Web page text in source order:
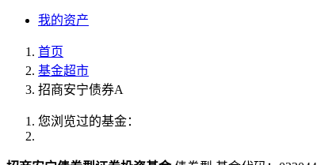
我的资产
首页
基金超市
招商安宁债券A
您浏览过的基金：